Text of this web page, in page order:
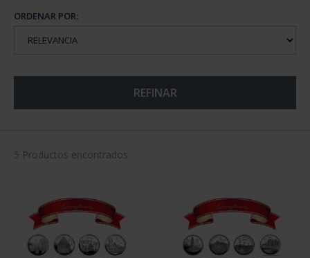
ORDENAR POR:
REFINAR
5 Productos encontrados